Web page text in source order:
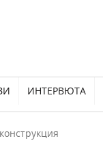
ИНТЕРВЮТА